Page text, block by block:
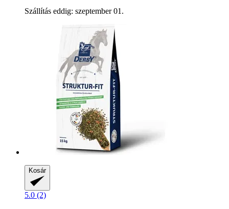
Szállítás eddig: szeptember 01.
Kosár
5.0 (2)